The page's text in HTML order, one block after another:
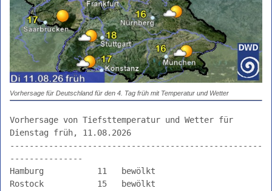
Wetterbericht
weitere
Aussichten
Regionenwetter
Seewetter
Erklärungen
der
Piktogramme
Vorhersage für Deutschland für den 4. Tag früh mit Temperatur und Wetter
Vorhersage von Tiefsttemperatur und Wetter für
Dienstag früh, 11.08.2026
----------------------------------------------------
---------------
Hamburg           11   bewölkt
Rostock           15   bewölkt